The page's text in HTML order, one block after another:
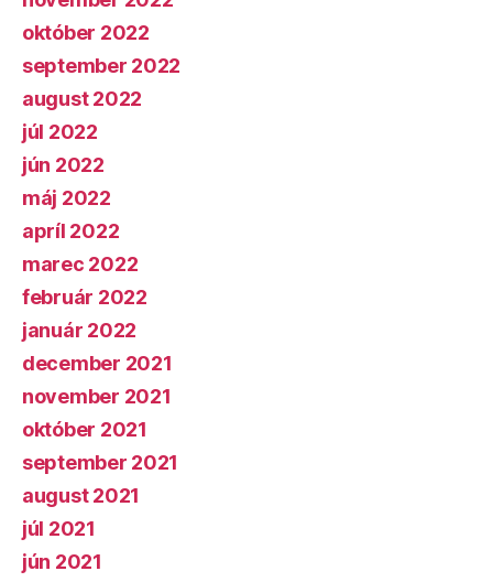
október 2022
september 2022
august 2022
júl 2022
jún 2022
máj 2022
apríl 2022
marec 2022
február 2022
január 2022
december 2021
november 2021
október 2021
september 2021
august 2021
júl 2021
jún 2021